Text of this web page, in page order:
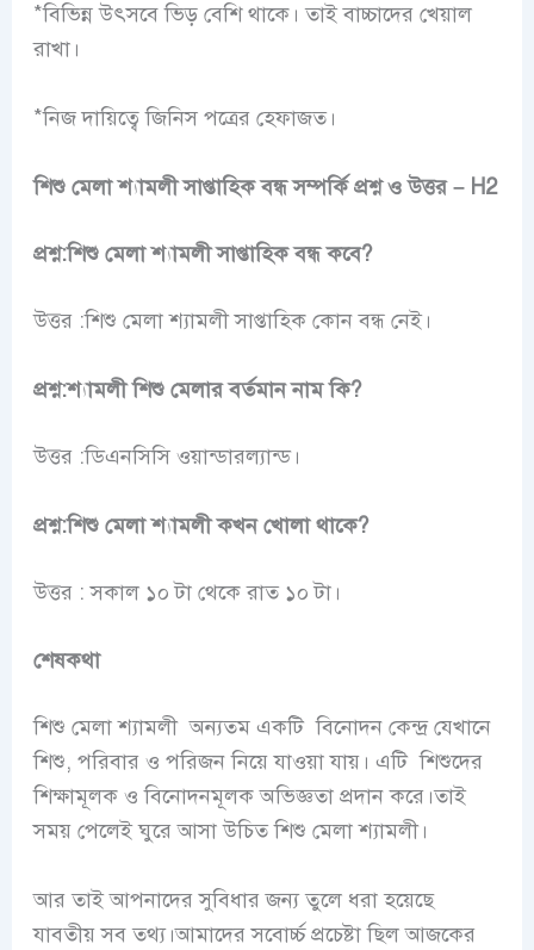
*বিভিন্ন উৎসবে ভিড় বেশি থাকে। তাই বাচ্চাদের খেয়াল
রাখা।
*নিজ দায়িত্বে জিনিস পত্রের হেফাজত।
শিশু মেলা শ্যামলী সাপ্তাহিক বন্ধ সম্পর্কি প্রশ্ন ও উত্তর– H2
প্রশ্ন:শিশু মেলা শ্যামলী সাপ্তাহিক বন্ধ কবে?
উত্তর :শিশু মেলা শ্যামলী সাপ্তাহিক কোন বন্ধ নেই।
প্রশ্ন:শ্যামলী শিশু মেলার বর্তমান নাম কি?
উত্তর :ডিএনসিসি ওয়ান্ডারল্যান্ড।
প্রশ্ন:শিশু মেলা শ্যামলী কখন খোলা থাকে?
উত্তর : সকাল ১০ টা থেকে রাত ১০ টা।
শেষকথা
শিশু মেলা শ্যামলী অন্যতম একটি বিনোদন কেন্দ্র যেখানে
শিশু, পরিবার ও পরিজন নিয়ে যাওয়া যায়। এটি শিশুদের
শিক্ষামূলক ও বিনোদনমূলক অভিজ্ঞতা প্রদান করে।তাই
সময় পেলেই ঘুরে আসা উচিত শিশু মেলা শ্যামলী।
আর তাই আপনাদের সুবিধার জন্য তুলে ধরা হয়েছে
যাবতীয় সব তথ্য।আমাদের সবোর্চ্চ প্রচেষ্টা ছিল আজকের